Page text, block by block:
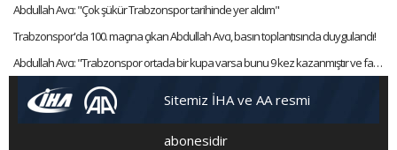
Abdullah Avcı: "Çok şükür Trabzonspor tarihinde yer aldım"
Trabzonspor'da 100. maçına çıkan Abdullah Avcı, basın toplantısında duygulandı!
Abdullah Avcı: "Trabzonspor ortada bir kupa varsa bunu 9 kez kazanmıştır ve favorisidir"
Sitemiz İHA ve AA resmi
abonesidir